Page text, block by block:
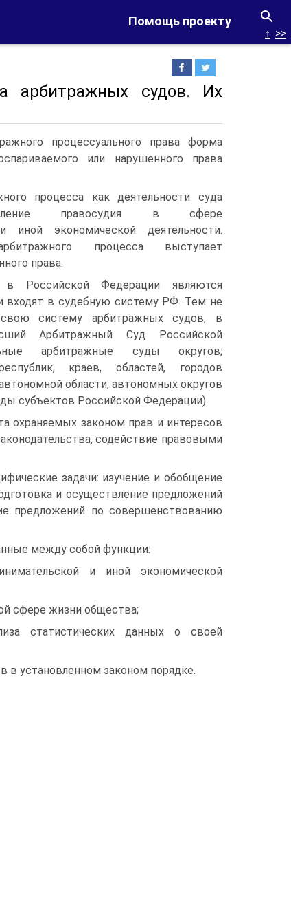
Помощь проекту
↑ >>
арбитражных судов. Их
процессуального права форма
или нарушенного права
процесса как деятельности суда
правосудия в сфере
иной экономической деятельности.
процесса выступает
права.
Российской Федерации являются
входят в судебную систему РФ. Тем не
систему арбитражных судов, в
Арбитражный Суд Российской
арбитражные суды округов;
краев, областей, городов
области, автономных округов
субъектов Российской Федерации).
охраняемых законом прав и интересов
содействие правовыми
задачи: изучение и обобщение
и осуществление предложений
предложений по совершенствованию
между собой функции:
и иной экономической
сфере жизни общества;
статистических данных о своей
в установленном законом порядке.